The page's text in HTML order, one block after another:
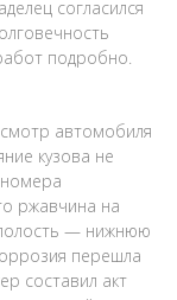
согласился
подробно.
автомобиля
кузова не
ржавчина на
— нижнюю
перешла
составил акт